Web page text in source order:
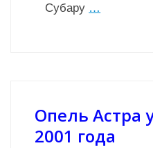
Субару …
Опель Астра
2001 года